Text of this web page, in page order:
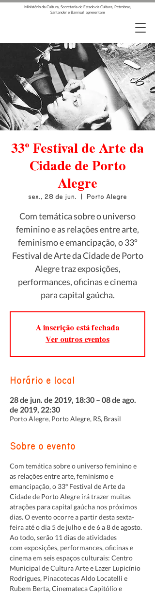
Ministério da Cultura, Secretaria de Estado da Cultura, Petrobras,
Santander e Banrisul apresentam
33º Festival de Arte da
Cidade de Porto
Alegre
sex., 28 de jun. Porto Alegre
Com temática sobre o universo
feminino e as relações entre arte,
feminismo e emancipação, o 33º
Festival de Arte da Cidade de Porto
Alegre traz exposições,
performances, oficinas e cinema
para capital gaúcha.
A inscrição está fechada
Ver outros eventos
Horário e local
28 de jun. de 2019, 18:30 – 08 de ago.
de 2019, 22:30
Porto Alegre, Porto Alegre, RS, Brasil
Sobre o evento
Com temática sobre o universo feminino e
as relações entre arte, feminismo e
emancipação, o 33º Festival de Arte da
Cidade de Porto Alegre irá trazer muitas
atrações para capital gaúcha nos próximos
dias. O evento ocorre a partir desta sexta-
feira até o dia 5 de julho e de 6 a 8 de agosto.
Ao todo, serão 11 dias de atividades
com exposições, performances, oficinas e
cinema em seis espaços culturais: Centro
Municipal de Cultura Arte e Lazer Lupicínio
Rodrigues, Pinacotecas Aldo Locatelli e
Rubem Berta, Cinemateca Capitólio e